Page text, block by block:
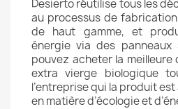
Desierto réutilise tous les
au processus de fabrication
de haut gamme, et
énergie via des panneaux
pouvez acheter la meilleure
extra vierge biologique
l’entreprise qui la produit
en matière d’écologie et